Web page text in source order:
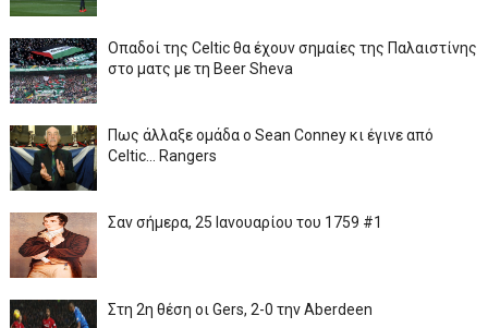
Οπαδοί της Celtic θα έχουν σημαίες της Παλαιστίνης
στο ματς με τη Beer Sheva
Πως άλλαξε ομάδα ο Sean Conney κι έγινε από
Celtic... Rangers
Σαν σήμερα, 25 Ιανουαρίου του 1759 #1
Στη 2η θέση οι Gers, 2-0 την Aberdeen